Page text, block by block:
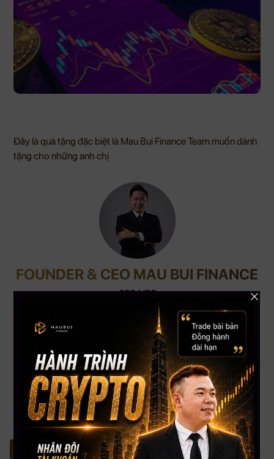
Đây là quà tặng đặc biệt là Mau Bui Finance Team muốn dành
tặng cho những anh chị
FOUNDER & CEO MAU BUI FINANCE
CEO MBF
Với kinh nghiệm chinh chiến gần 12 năm Trading Crypto và 8 năm Trading
Stock USA. CEO Mau Bui sở hữu số lượng học viên trên toàn cầu lên đến
gần 5000+, kênh Youtube đạt Nút Bạc với hơn 108,000 Subscribers. CEO
Mau Bui sẽ là người coaching hướng dẫn, chia sẻ kinh nghiệm & đồng hành
phù hợp nhất cho bạn.
in liên quan Tất cả